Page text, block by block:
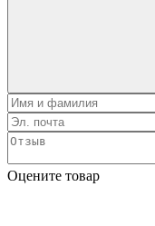
Оцените товар